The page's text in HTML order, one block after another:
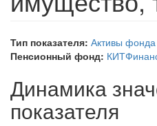
Тип показателя: Активы
Пенсионный фонд:
Динамика
показателя